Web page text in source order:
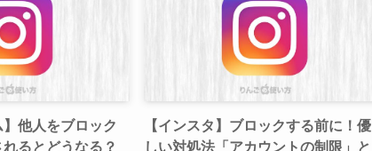
】他人をブロック
るとどうなる？
【インスタ】ブロックする前に！優
しい対処法「アカウントの制限」と